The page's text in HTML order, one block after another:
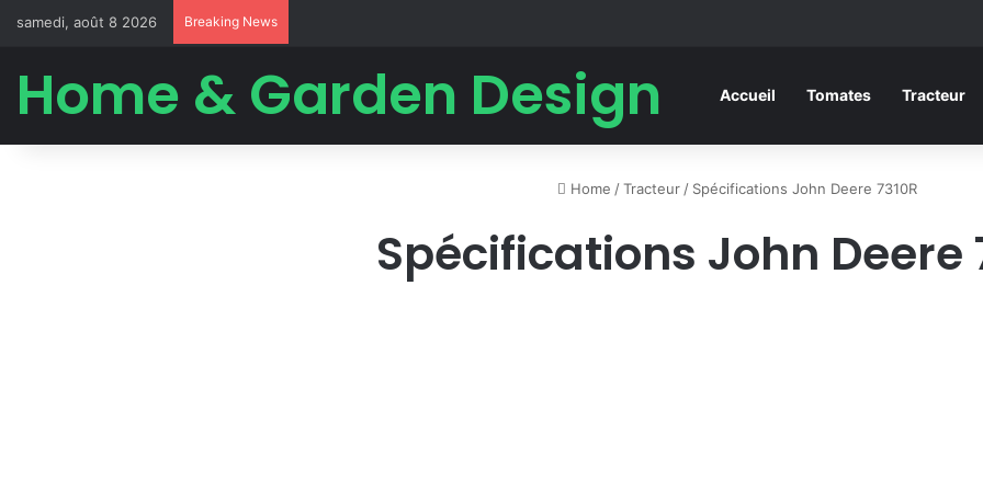
samedi, août 8 2026 Breaking News
Home & Garden Design Accueil Tomates Tracteur
Home /Tracteur / Spécifications John Deere 7310R
Spécifications John Deere